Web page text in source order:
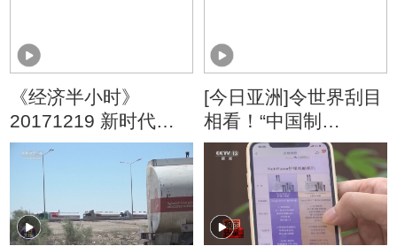
《经济半小时》
20171219 新时代里
访乡村：粤北山区的
乡村试验
[今日亚洲]令世界刮目
相看！“中国制
造”变“酷”了